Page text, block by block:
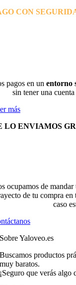
CON
pagos en un entorno
sin tener una
más
LO ENVIAMOS
ocupamos de mandar
de tu compra
caso
Sobre Yaloveo.es
Buscamos productos
muy baratos.
¡Seguro que verás algo